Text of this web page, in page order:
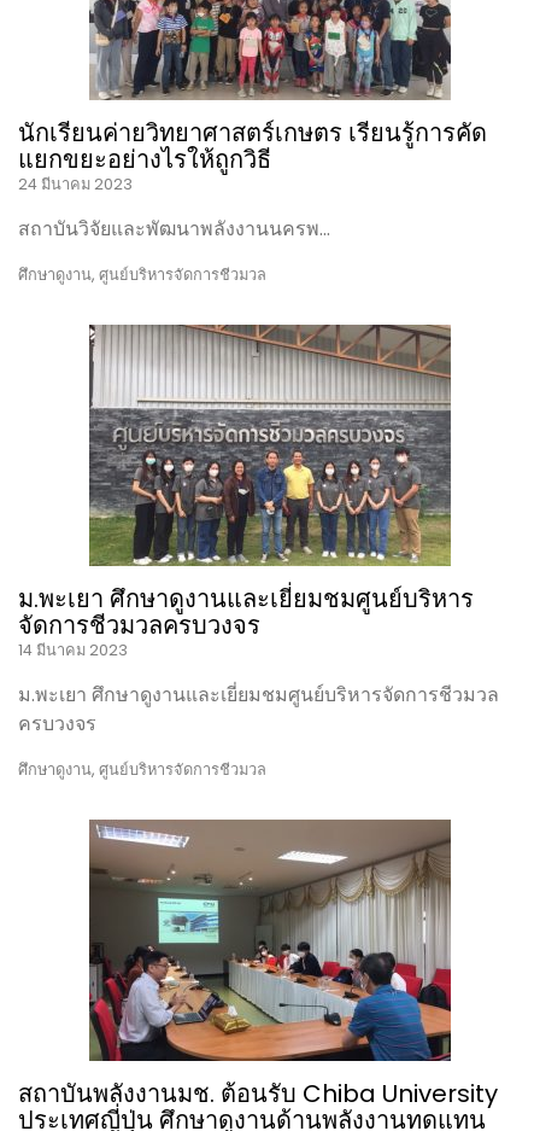
นักเรียนค่ายวิทยาศาสตร์เกษตร เรียนรู้การคัด
แยกขยะอย่างไรให้ถูกวิธี
24 มีนาคม 2023
สถาบันวิจัยและพัฒนาพลังงานนครพ…
ศึกษาดูงาน, ศูนย์บริหารจัดการชีวมวล
ม.พะเยา ศึกษาดูงานและเยี่ยมชมศูนย์บริหาร
จัดการชีวมวลครบวงจร
14 มีนาคม 2023
ม.พะเยา ศึกษาดูงานและเยี่ยมชมศูนย์บริหารจัดการชีวมวล
ครบวงจร
ศึกษาดูงาน, ศูนย์บริหารจัดการชีวมวล
สถาบันพลังงานมช. ต้อนรับ Chiba University
ประเทศญี่ปุ่น ศึกษาดูงานด้านพลังงานทดแทน